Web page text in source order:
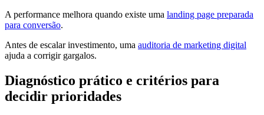
A performance melhora quando existe uma landing page preparada
para conversão.
Antes de escalar investimento, uma auditoria de marketing digital
ajuda a corrigir gargalos.
Diagnóstico prático e critérios para
decidir prioridades